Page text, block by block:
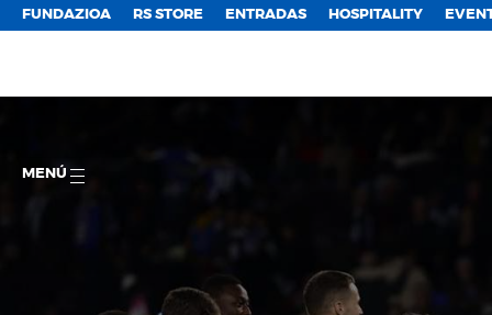
FUNDAZIOA RS STORE ENTRADAS HOSPITALITY
MENÚ